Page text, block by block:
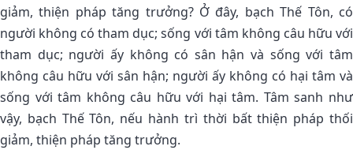
giảm, thiện pháp tăng trưởng? Ở đây, bạch Thế Tôn, có
người không có tham dục; sống với tâm không câu hữu với
tham dục; người ấy không có sân hận và sống với tâm
không câu hữu với sân hận; người ấy không có hại tâm và
sống với tâm không câu hữu với hại tâm. Tâm sanh như
vậy, bạch Thế Tôn, nếu hành trì thời bất thiện pháp thối
giảm, thiện pháp tăng trưởng.